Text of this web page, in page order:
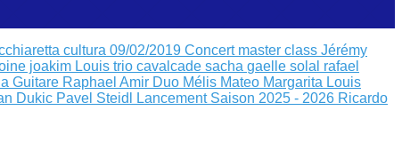
cultura 09/02/2019 Concert master class Jérémy
joakim Louis trio cavalcade sacha gaelle solal rafael
Guitare Raphael Amir Duo Mélis Mateo Margarita Louis
Dukic Pavel Steidl Lancement Saison 2025 - 2026 Ricardo